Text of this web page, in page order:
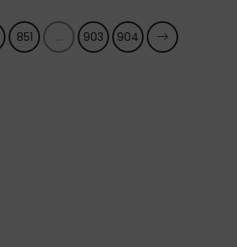
851 ... 903 904